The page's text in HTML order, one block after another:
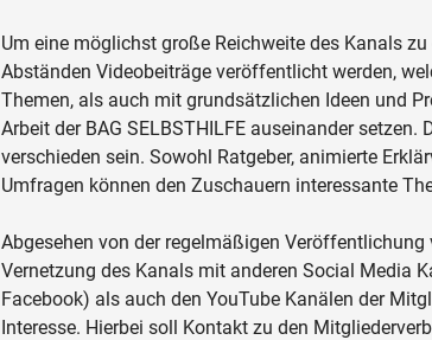
Um eine möglichst große Reichweite des Kanals
Abständen Videobeiträge veröffentlicht werden,
Themen, als auch mit grundsätzlichen Ideen und
Arbeit der BAG SELBSTHILFE auseinander setzen.
verschieden sein. Sowohl Ratgeber, animierte
Umfragen können den Zuschauern interessante
Abgesehen von der regelmäßigen
Vernetzung des Kanals mit anderen Social Media
Facebook) als auch den YouTube Kanälen der
Interesse. Hierbei soll Kontakt zu den